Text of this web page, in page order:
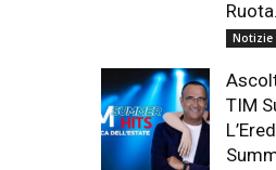
Notizie
TIM